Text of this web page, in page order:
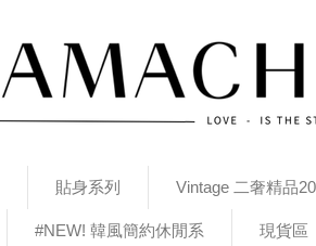
貼身系列 Vintage 二奢精品
#NEW! 韓風簡約休閒系 現貨區